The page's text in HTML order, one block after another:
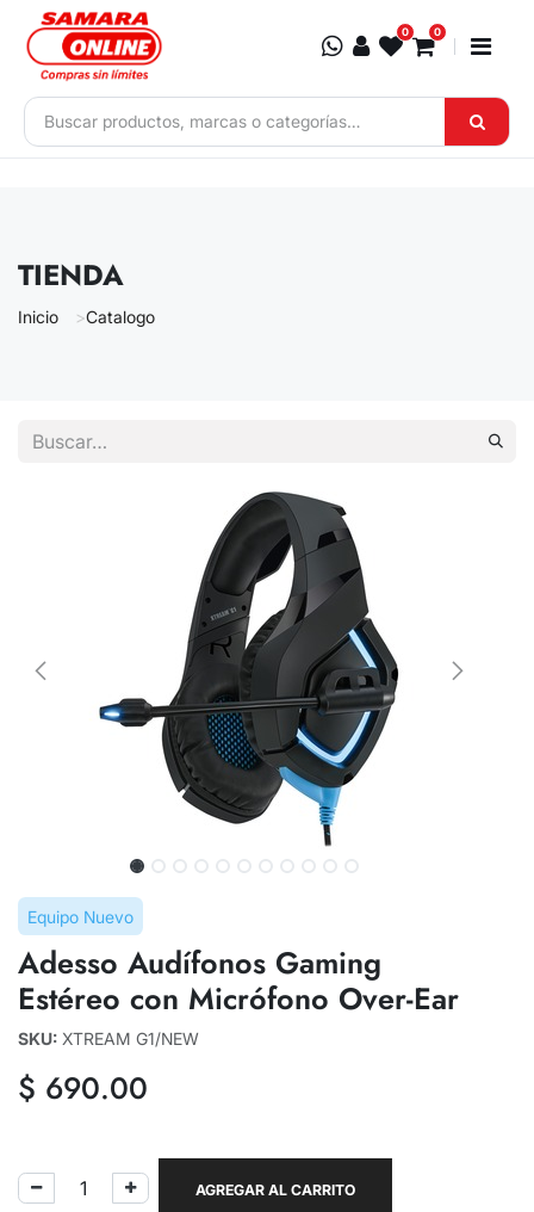
Ir al contenido
0 0
TIENDA
Inicio Catalogo
Equipo Nuevo
Adesso Audífonos Gaming
Estéreo con Micrófono Over-Ear
SKU: XTREAM G1/NEW
$ 690.00
AGREGAR AL CARRITO